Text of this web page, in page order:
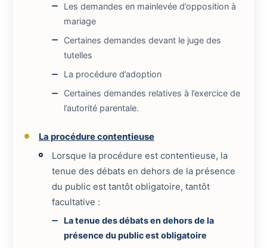
Les demandes en mainlevée d’opposition à
mariage
Certaines demandes devant le juge des
tutelles
La procédure d’adoption
Certaines demandes relatives à l’exercice de
l’autorité parentale.
La procédure contentieuse
Lorsque la procédure est contentieuse, la
tenue des débats en dehors de la présence
du public est tantôt obligatoire, tantôt
facultative :
La tenue des débats en dehors de la
présence du public est obligatoire